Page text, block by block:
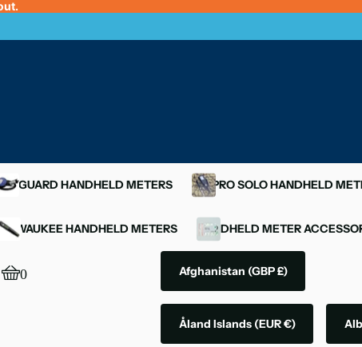
HANDHELD METERS
YSI PRO SOLO HANDHELD
HANDHELD METERS HANDHELD METER
0 Afghanistan (GBP £)
Åland Islands (EUR €)